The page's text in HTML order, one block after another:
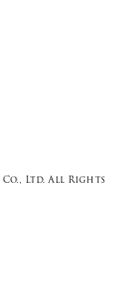
Co., Ltd. All Rights